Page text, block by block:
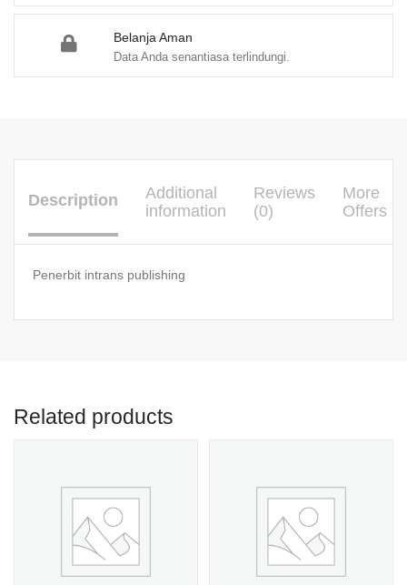
Belanja Aman
Data Anda senantiasa terlindungi.
Description
Additional
information
Reviews
(0)
More
Offers
Penerbit intrans publishing
Related products